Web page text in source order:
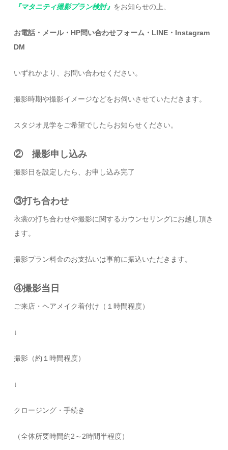
『マタニティ撮影プラン検討』 をお知らせの上、
お電話・メール・HP問い合わせフォーム・LINE・Instagram
DM
いずれかより、お問い合わせください。
撮影時期や撮影イメージなどをお伺いさせていただきます。
スタジオ見学をご希望でしたらお知らせください。
② 撮影申し込み
撮影日を設定したら、お申し込み完了
③打ち合わせ
衣裳の打ち合わせや撮影に関するカウンセリングにお越し頂き
ます。
撮影プラン料金のお支払いは事前に振込いただきます。
④撮影当日
ご来店・ヘアメイク着付け（１時間程度）
↓
撮影（約１時間程度）
↓
クロージング・手続き
（全体所要時間約2～2時間半程度）